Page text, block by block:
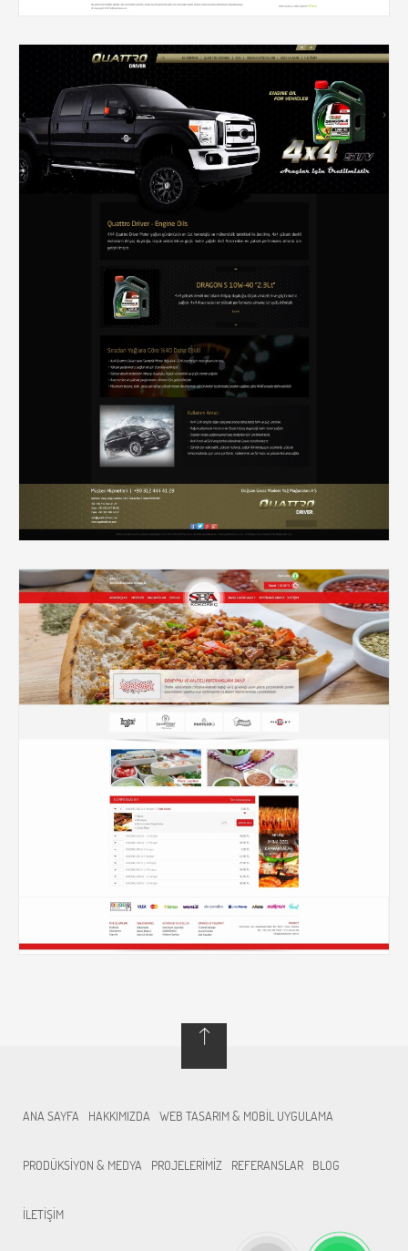
ANA SAYFA HAKKIMIZDA WEB TASARIM & MOBİL UYGULAMA
PRODÜKSİYON & MEDYA PROJELERİMİZ REFERANSLAR BLOG
İLETİŞİM